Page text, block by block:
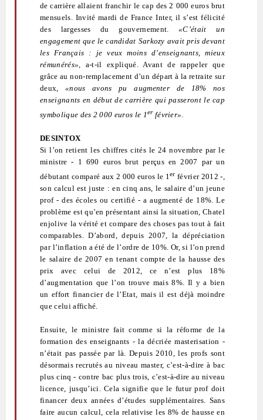
de carrière allaient franchir le cap des 2 000 euros brut
mensuels. Invité mardi de France Inter, il s’est félicité
des largesses du gouvernement.«C’était un
engagement que le candidat Sarkozy avait pris devant
les Français : je veux moins d’enseignants, mieux
rémunérés» , a-t-il expliqué. Avant de rappeler que
grâce au non-remplacement d’un départ à la retraite sur
deux,«nous avons pu augmenter de 18% nos
enseignants en début de carrière qui passeront le cap
symbolique des 2 000 euros le 1erfévrier».
DESINTOX
Si l’on retient les chiffres cités le 24 novembre par le
ministre - 1 690 euros brut perçus en 2007 par un
débutant comparé aux 2 000 euros le 1er février 2012 -,
son calcul est juste : en cinq ans, le salaire d’un jeune
prof - des écoles ou certifié - a augmenté de 18%. Le
problème est qu’en présentant ainsi la situation, Chatel
enjolive la vérité et compare des choses pas tout à fait
comparables. D’abord, depuis 2007, la dépréciation
par l’inflation a été de l’ordre de 10%. Or, si l’on prend
le salaire de 2007 en tenant compte de la hausse des
prix avec celui de 2012, ce n’est plus 18%
d’augmentation que l’on trouve mais 8%. Il y a bien
un effort financier de l’Etat, mais il est déjà moindre
que celui affiché.
Ensuite, le ministre fait comme si la réforme de la
formation des enseignants - la décriée masterisation -
n’était pas passée par là. Depuis 2010, les profs sont
désormais recrutés au niveau master, c’est-à-dire à bac
plus cinq - contre bac plus trois, c’est-à-dire au niveau
licence, jusqu’ici. Cela signifie que le futur prof doit
financer deux années d’études supplémentaires. Sans
faire aucun calcul, cela relativise les 8% de hausse en